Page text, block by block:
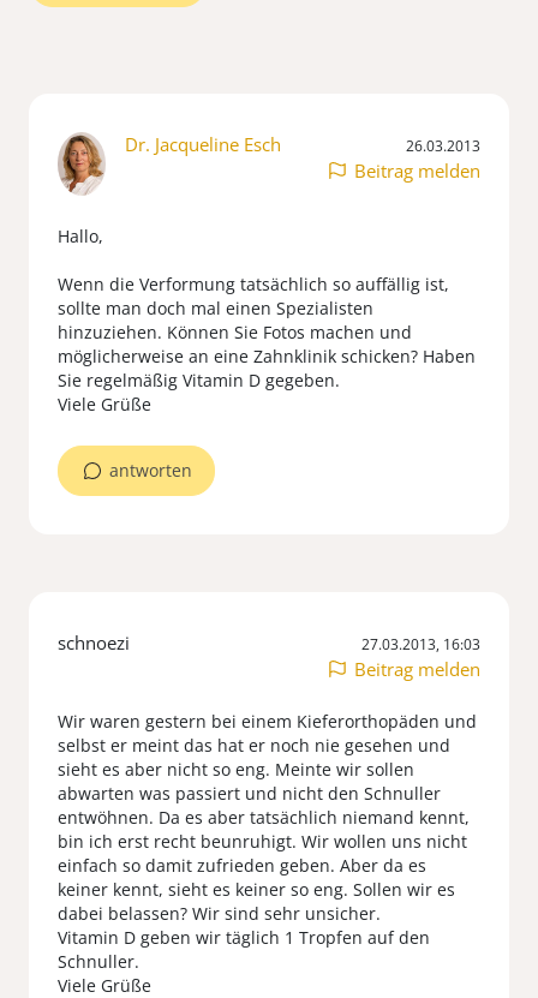
Dr. Jacqueline Esch 26.03.2013
Beitrag melden
Hallo,
Wenn die Verformung tatsächlich so auffällig ist,
sollte man doch mal einen Spezialisten
hinzuziehen. Können Sie Fotos machen und
möglicherweise an eine Zahnklinik schicken? Haben
Sie regelmäßig Vitamin D gegeben.
Viele Grüße
antworten
schnoezi 27.03.2013, 16:03
Beitrag melden
Wir waren gestern bei einem Kieferorthopäden und
selbst er meint das hat er noch nie gesehen und
sieht es aber nicht so eng. Meinte wir sollen
abwarten was passiert und nicht den Schnuller
entwöhnen. Da es aber tatsächlich niemand kennt,
bin ich erst recht beunruhigt. Wir wollen uns nicht
einfach so damit zufrieden geben. Aber da es
keiner kennt, sieht es keiner so eng. Sollen wir es
dabei belassen? Wir sind sehr unsicher.
Vitamin D geben wir täglich 1 Tropfen auf den
Schnuller.
Viele Grüße